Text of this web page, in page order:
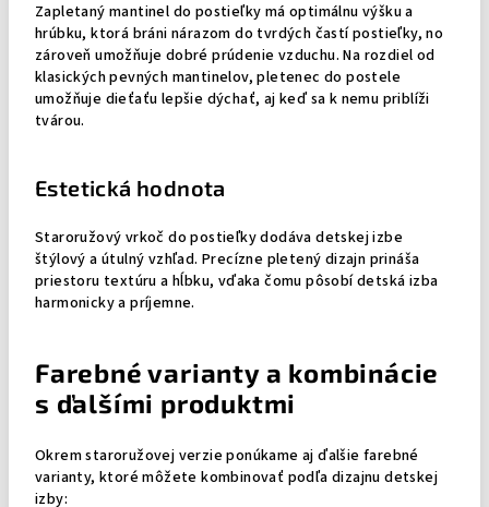
Zapletaný mantinel do postieľky má optimálnu výšku a
hrúbku, ktorá bráni nárazom do tvrdých častí postieľky, no
zároveň umožňuje dobré prúdenie vzduchu. Na rozdiel od
klasických pevných mantinelov, pletenec do postele
umožňuje dieťaťu lepšie dýchať, aj keď sa k nemu priblíži
tvárou.
Estetická hodnota
Staroružový vrkoč do postieľky dodáva detskej izbe
štýlový a útulný vzhľad. Precízne pletený dizajn prináša
priestoru textúru a hĺbku, vďaka čomu pôsobí detská izba
harmonicky a príjemne.
Farebné varianty a kombinácie
s ďalšími produktmi
Okrem staroružovej verzie ponúkame aj ďalšie farebné
varianty, ktoré môžete kombinovať podľa dizajnu detskej
izby: